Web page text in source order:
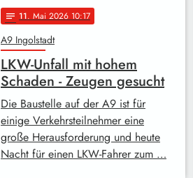
notes 11. Mai 2026 10:17
A9 Ingolstadt
LKW-Unfall mit hohem
Schaden - Zeugen gesucht
Die Baustelle auf der A9 ist für
einige Verkehrsteilnehmer eine
große Herausforderung und heute
Nacht für einen LKW-Fahrer zum …